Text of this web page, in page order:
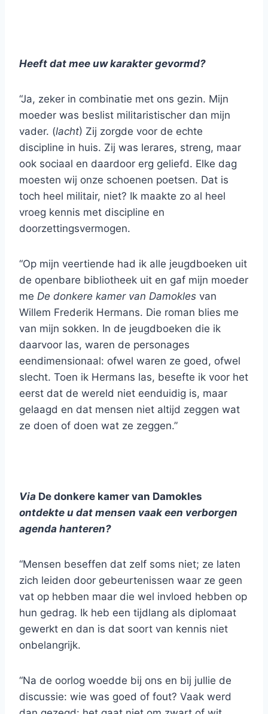
Heeft dat mee uw karakter gevormd?
“Ja, zeker in combinatie met ons gezin. Mijn
moeder was beslist militaristischer dan mijn
vader. (lacht) Zij zorgde voor de echte
discipline in huis. Zij was lerares, streng, maar
ook sociaal en daardoor erg geliefd. Elke dag
moesten wij onze schoenen poetsen. Dat is
toch heel militair, niet? Ik maakte zo al heel
vroeg kennis met discipline en
doorzettingsvermogen.
“Op mijn veertiende had ik alle jeugdboeken uit
de openbare bibliotheek uit en gaf mijn moeder
me De donkere kamer van Damokles van
Willem Frederik Hermans. Die roman blies me
van mijn sokken. In de jeugdboeken die ik
daarvoor las, waren de personages
eendimensionaal: ofwel waren ze goed, ofwel
slecht. Toen ik Hermans las, besefte ik voor het
eerst dat de wereld niet eenduidig is, maar
gelaagd en dat mensen niet altijd zeggen wat
ze doen of doen wat ze zeggen.”
Via De donkere kamer van Damokles
ontdekte u dat mensen vaak een verborgen
agenda hanteren?
“Mensen beseffen dat zelf soms niet; ze laten
zich leiden door gebeurtenissen waar ze geen
vat op hebben maar die wel invloed hebben op
hun gedrag. Ik heb een tijdlang als diplomaat
gewerkt en dan is dat soort van kennis niet
onbelangrijk.
“Na de oorlog woedde bij ons en bij jullie de
discussie: wie was goed of fout? Vaak werd